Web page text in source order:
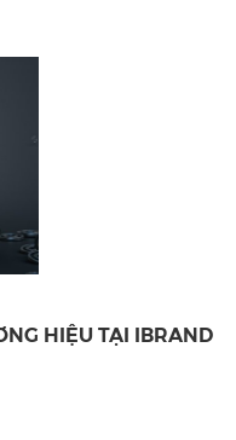
HIỆU TẠI IBRAND